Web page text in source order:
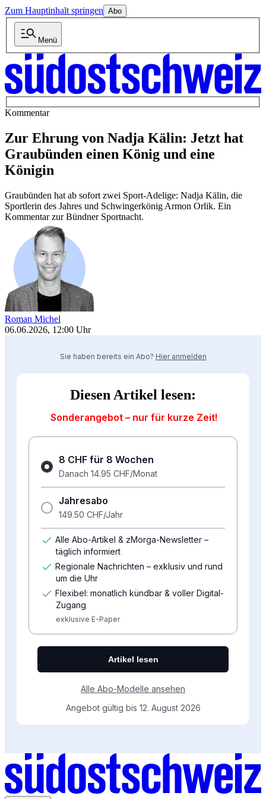
Zum Hauptinhalt springen Abo
Menü
Kommentar
Zur Ehrung von Nadja Kälin: Jetzt hat
Graubünden einen König und eine
Königin
Graubünden hat ab sofort zwei Sport-Adelige: Nadja Kälin, die
Sportlerin des Jahres und Schwingerkönig Armon Orlik. Ein
Kommentar zur Bündner Sportnacht.
Roman Michel
06.06.2026, 12:00 Uhr